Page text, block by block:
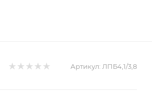
Артикул: ЛПБ4,1/3,8